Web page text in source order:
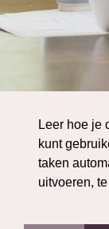
Leer hoe je
kunt
taken
uitvoeren,